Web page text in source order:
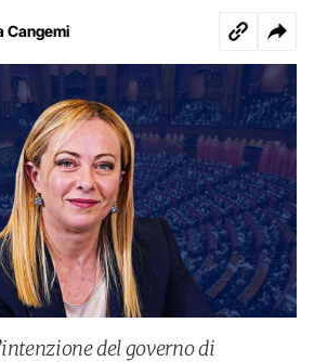
Cangemi
del governo di